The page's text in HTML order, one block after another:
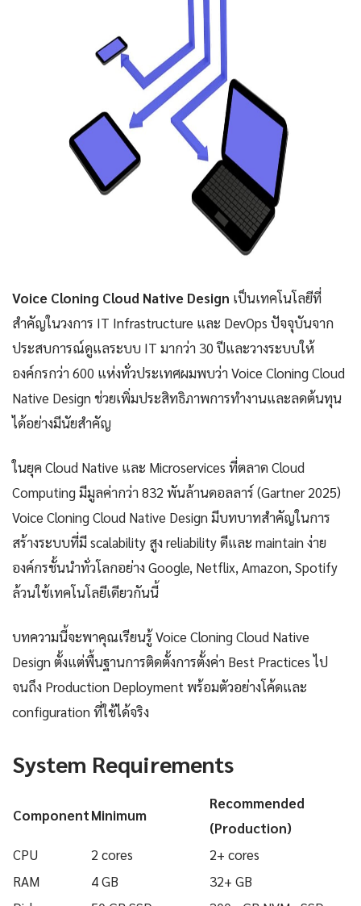
Voice Cloning Cloud Native Design เป็นเทคโนโลยีที่
สำคัญในวงการ IT Infrastructure และ DevOps ปัจจุบันจาก
ประสบการณ์ดูแลระบบ IT มากว่า 30 ปีและวางระบบให้
องค์กรกว่า 600 แห่งทั่วประเทศผมพบว่า Voice Cloning Cloud
Native Design ช่วยเพิ่มประสิทธิภาพการทำงานและลดต้นทุน
ได้อย่างมีนัยสำคัญ
ในยุค Cloud Native และ Microservices ที่ตลาด Cloud
Computing มีมูลค่ากว่า 832 พันล้านดอลลาร์ (Gartner 2025)
Voice Cloning Cloud Native Design มีบทบาทสำคัญในการ
สร้างระบบที่มี scalability สูง reliability ดีและ maintain ง่าย
องค์กรชั้นนำทั่วโลกอย่าง Google, Netflix, Amazon, Spotify
ล้วนใช้เทคโนโลยีเดียวกันนี้
บทความนี้จะพาคุณเรียนรู้ Voice Cloning Cloud Native
Design ตั้งแต่พื้นฐานการติดตั้งการตั้งค่า Best Practices ไป
จนถึง Production Deployment พร้อมตัวอย่างโค้ดและ
configuration ที่ใช้ได้จริง
System Requirements
ComponentMinimum
Recommended
(Production)
CPU
2 cores
2+ cores
RAM
4 GB
32+ GB